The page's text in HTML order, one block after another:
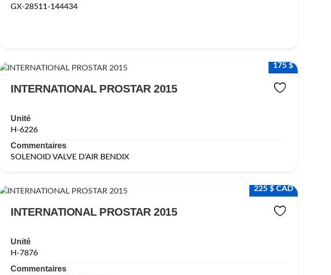
GX-28511-144434
175 $
INTERNATIONAL PROSTAR 2015
Unité
H-6226
Commentaires
SOLENOID VALVE D'AIR BENDIX
225 $ CAD
INTERNATIONAL PROSTAR 2015
Unité
H-7876
Commentaires